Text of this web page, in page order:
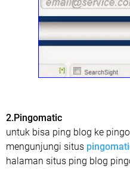
2.Pingomatic
untuk bisa ping blog ke
mengunjungi situs
halaman situs ping blog